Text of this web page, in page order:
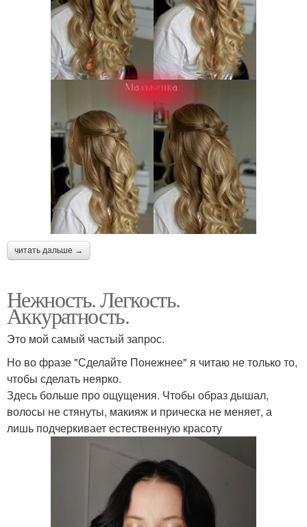
читать дальше →
Нежность. Легкость.
Аккуратность.
Это мой самый частый запрос.
Но во фразе "Сделайте Понежнее" я читаю не только то,
чтобы сделать неярко.
Здесь больше про ощущения. Чтобы образ дышал,
волосы не стянуты, макияж и прическа не меняет, а
лишь подчеркивает естественную красоту